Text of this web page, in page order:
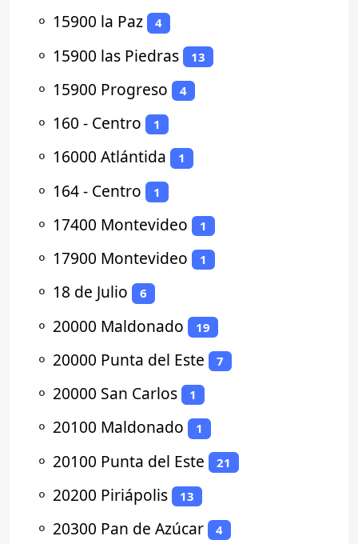
⚬ 15900 la Paz 4
⚬ 15900 las Piedras 13
⚬ 15900 Progreso 4
⚬ 160 - Centro 1
⚬ 16000 Atlántida 1
⚬ 164 - Centro 1
⚬ 17400 Montevideo 1
⚬ 17900 Montevideo 1
⚬ 18 de Julio 6
⚬ 20000 Maldonado 19
⚬ 20000 Punta del Este 7
⚬ 20000 San Carlos 1
⚬ 20100 Maldonado 1
⚬ 20100 Punta del Este 21
⚬ 20200 Piriápolis 13
⚬ 20300 Pan de Azúcar 4